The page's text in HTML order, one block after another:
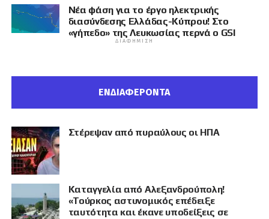
Νέα φάση για το έργο ηλεκτρικής
διασύνδεσης Ελλάδας-Κύπρου! Στο
«γήπεδο» της Λευκωσίας περνά ο GSI
ΔΙΑΦΉΜΙΣΗ
ΕΝΔΙΑΦΕΡΟΝΤΑ
Στέρεψαν από πυραύλους οι ΗΠΑ
Καταγγελία από Αλεξανδρούπολη!
«Τούρκος αστυνομικός επέδειξε
ταυτότητα και έκανε υποδείξεις σε